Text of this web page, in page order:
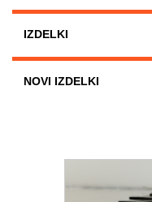
IZDELKI
NOVI IZDELKI